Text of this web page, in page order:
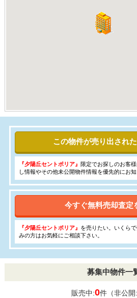
この物件が売り出され
『夕陽丘セントポリア』 限定でお探しのお客
し情報やその他未公開物件情報を優先的にお知
今すぐ無料売却査定
『夕陽丘セントポリア』 を売りたい。いくら
みの方はお気軽にご相談下さい。
募集中物件一
販売中:0件（非公開: